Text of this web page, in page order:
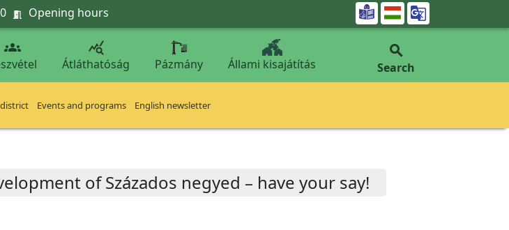
 Opening hours 
 
Átláthatóság Pázmány Állami kisajátítás

Search
Events and programs English newsletter
of Százados negyed – have your say!